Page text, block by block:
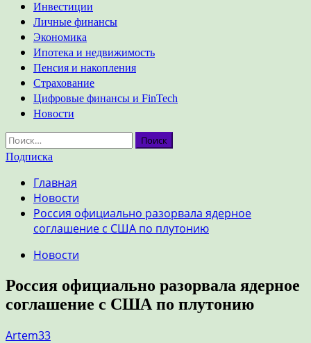
Инвестиции
Личные финансы
Экономика
Ипотека и недвижимость
Пенсия и накопления
Страхование
Цифровые финансы и FinTech
Новости
Найти:
Подписка
Главная
Новости
Россия официально разорвала ядерное
соглашение с США по плутонию
Новости
Россия официально разорвала ядерное
соглашение с США по плутонию
Artem33